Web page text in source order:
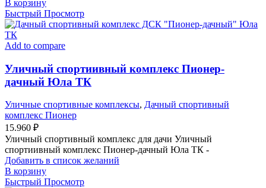
В корзину
Быстрый Просмотр
Add to compare
Уличный спортиивный комплекс Пионер-
дачный Юла ТК
Уличные спортивные комплексы, Дачный спортивный
комплекс Пионер
15.960 ₽
Уличный спортивный комплекс для дачи Уличный
спортиивный комплекс Пионер-дачный Юла ТК -
Добавить в список желаний
В корзину
Быстрый Просмотр